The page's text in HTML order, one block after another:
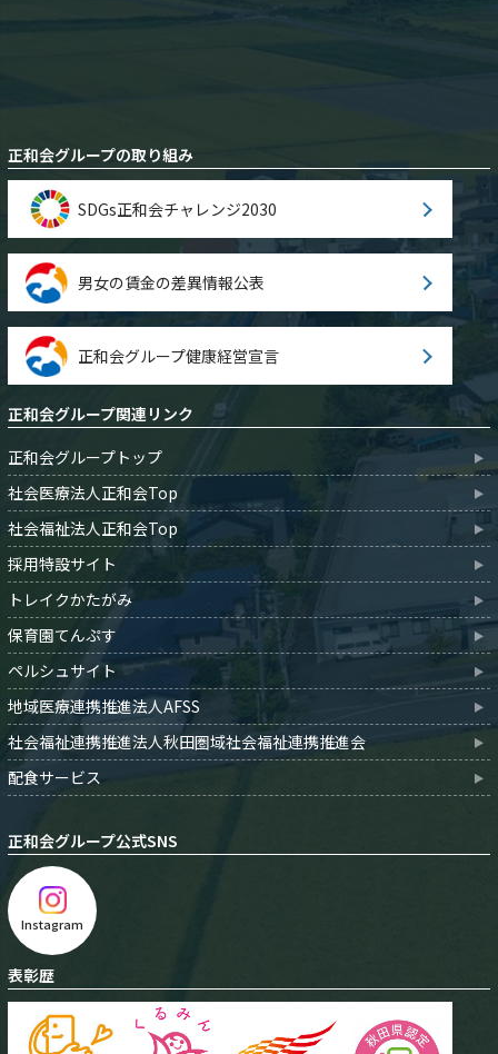
正和会グループの取り組み
SDGs正和会チャレンジ2030
男女の賃金の差異情報公表
正和会グループ健康経営宣言
正和会グループ関連リンク
正和会グループトップ
社会医療法人正和会Top
社会福祉法人正和会Top
採用特設サイト
トレイクかたがみ
保育園てんぷす
ペルシュサイト
地域医療連携推進法人AFSS
社会福祉連携推進法人秋田圏域社会福祉連携推進会
配食サービス
正和会グループ公式SNS
Instagram
表彰歴